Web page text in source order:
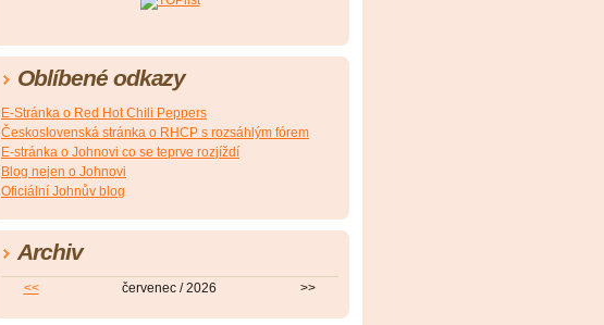
Oblíbené odkazy
E-Stránka o Red Hot Chili Peppers
Československá stránka o RHCP s rozsáhlým fórem
E-stránka o Johnovi co se teprve rozjíždí
Blog nejen o Johnovi
Oficiální Johnův blog
Archiv
<< červenec / 2026 >>